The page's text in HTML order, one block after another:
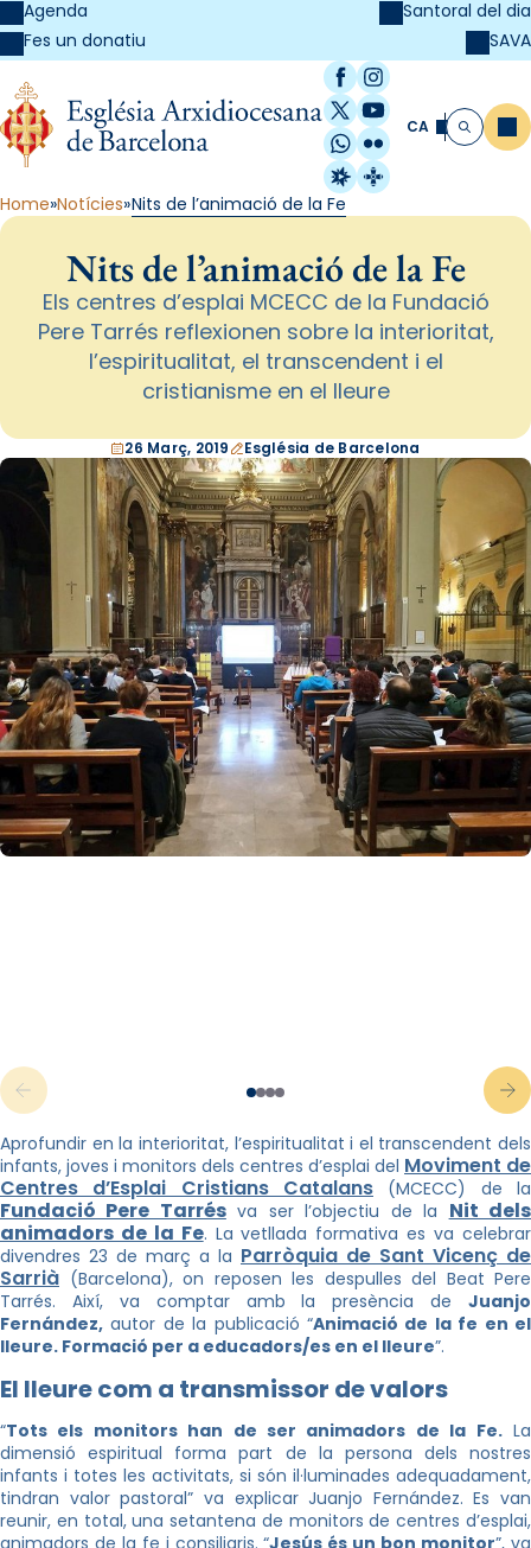
Agenda
Fes un donatiu
Santoral del dia
SAVA
Facebook
Instagram
X / Twitter
YouTube
WhatsApp
Flickr
Radio Estel
Catalunya
CA Cerca
Home Notícies Nits de l’animació de la Fe
Nits de l’animació de la Fe
Els centres d’esplai MCECC de la Fundació
Pere Tarrés reflexionen sobre la interioritat,
l’espiritualitat, el transcendent i el
cristianisme en el lleure
26 Març, 2019 Església de Barcelona
Aprofundir en la interioritat, l’espiritualitat i el transcendent dels
infants, joves i monitors dels centres d’esplai del Moviment de
Centres d’Esplai Cristians Catalans (MCECC) de la
Fundació Pere Tarrésva ser l’objectiu de la Nit dels
animadors de la Fe. La vetllada formativa es va celebrar
divendres 23 de març a la Parròquia de Sant Vicenç de
Sarrià (Barcelona), on reposen les despulles del Beat Pere
Tarrés. Així, va comptar amb la presència de Juanjo
Fernández, autor de la publicació “Animació de la fe en el
lleure. Formació per a educadors/es en el lleure”.
El lleure com a transmissor de valors
“Tots els monitors han de ser animadors de la Fe.La
dimensió espiritual forma part de la persona dels nostres
infants i totes les activitats, si són il·luminades adequadament,
tindran valor pastoral” va explicar Juanjo Fernández. Es van
reunir, en total, una setantena de monitors de centres d’esplai,
animadors de la fe i consiliaris. “Jesús és un bon monitor”, va